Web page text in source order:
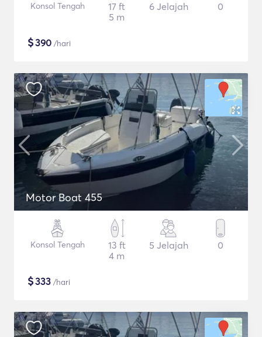
Konsol Tengah
17 ft
5 m
6 Jelajah 0
$390 /hari
Motor Boat 455
Konsol Tengah
13 ft
4 m
5 Jelajah 0
$333 /hari